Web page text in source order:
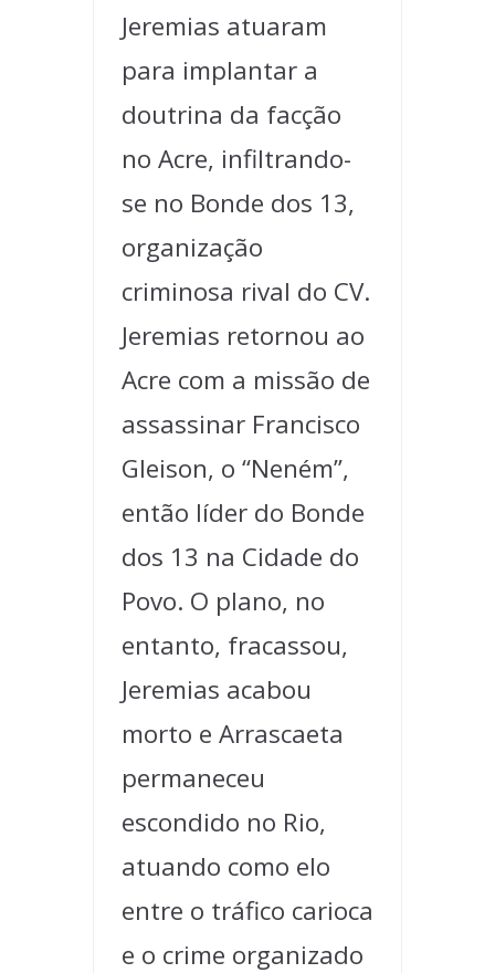
Jeremias atuaram
para implantar a
doutrina da facção
no Acre, infiltrando-
se no Bonde dos 13,
organização
criminosa rival do CV.
Jeremias retornou ao
Acre com a missão de
assassinar Francisco
Gleison, o “Neném”,
então líder do Bonde
dos 13 na Cidade do
Povo. O plano, no
entanto, fracassou,
Jeremias acabou
morto e Arrascaeta
permaneceu
escondido no Rio,
atuando como elo
entre o tráfico carioca
e o crime organizado